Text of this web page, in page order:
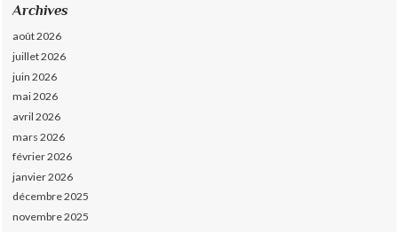
Archives
août 2026
juillet 2026
juin 2026
mai 2026
avril 2026
mars 2026
février 2026
janvier 2026
décembre 2025
novembre 2025